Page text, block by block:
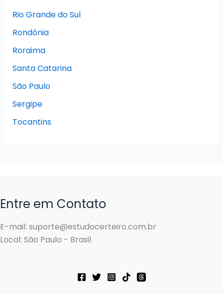
Rio Grande do Sul
Rondônia
Roraima
Santa Catarina
São Paulo
Sergipe
Tocantins
Entre em Contato
E-mail: suporte@estudocerteiro.com.br
Local: São Paulo - Brasil